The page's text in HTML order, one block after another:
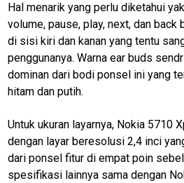
Hal menarik yang perlu diketahui
volume, pause, play, next, dan back
di sisi kiri dan kanan yang tentu
penggunanya. Warna ear buds
dominan dari bodi ponsel ini yang
hitam dan putih.
Untuk ukuran layarnya, Nokia 5710
dengan layar beresolusi 2,4 inci
dari ponsel fitur di empat poin
spesifikasi lainnya sama dengan